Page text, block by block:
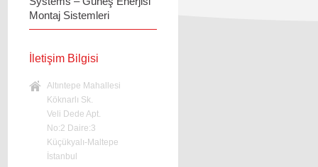
Montaj Sistemleri
İletişim Bilgisi
Altıntepe Mahallesi
Köknarlı Sk.
Veli Dede Apt.
No:2 Daire:3
Küçükyalı-Maltepe
İstanbul